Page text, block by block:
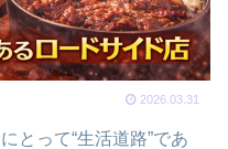
2026.03.31
とって“生活道路”であ